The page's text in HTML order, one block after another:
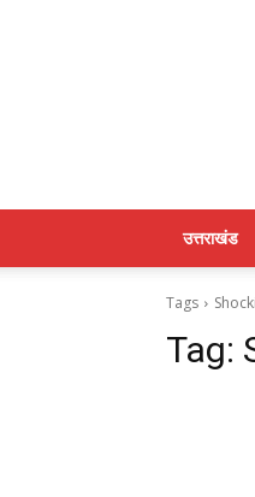
उत्तराखंड
Tags
Tag: